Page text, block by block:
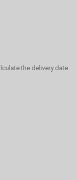
the delivery date